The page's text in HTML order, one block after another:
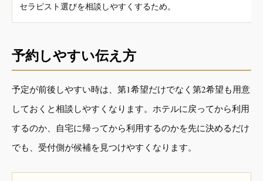
セラピスト選びを相談しやすくするため。
予約しやすい伝え方
予定が前後しやすい時は、第1希望だけでなく第2希望も用意
しておくと相談しやすくなります。ホテルに戻ってから利用
するのか、自宅に帰ってから利用するのかを先に決めるだけ
でも、受付側が候補を見つけやすくなります。